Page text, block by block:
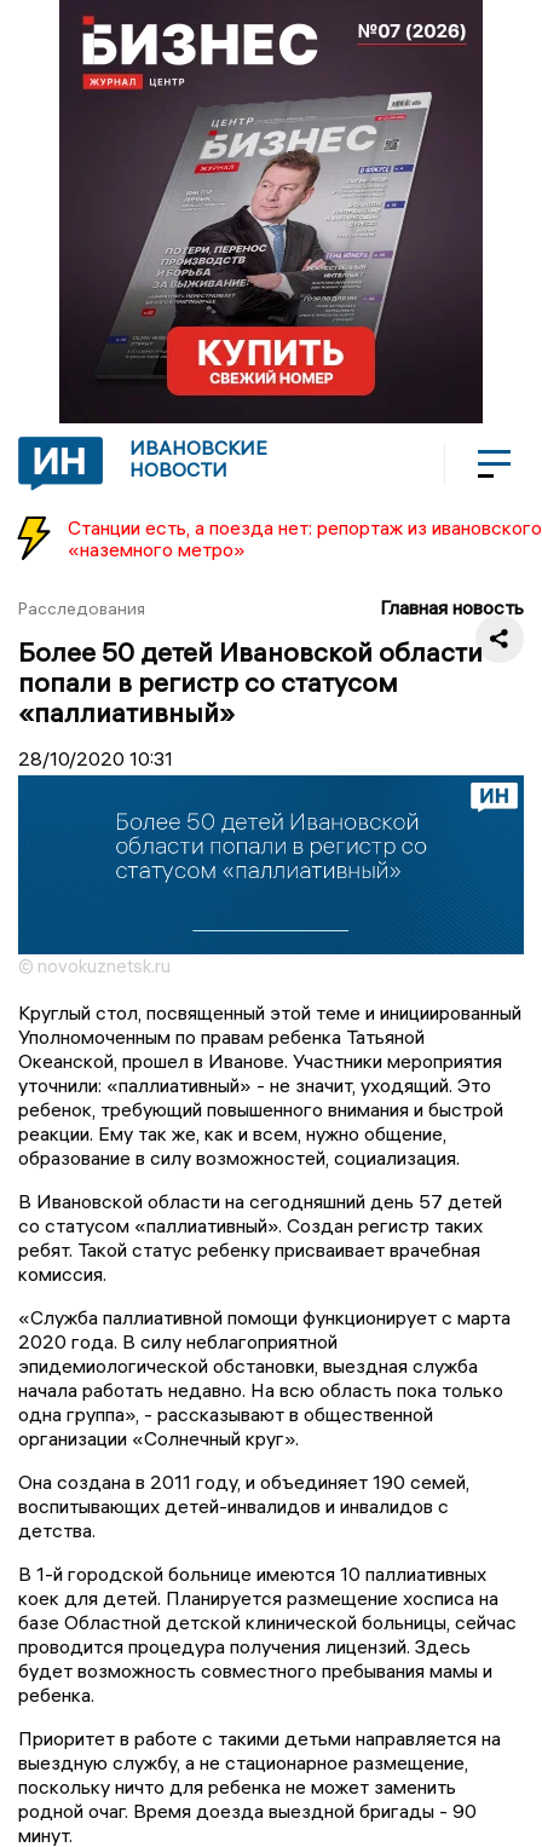
ИВАНОВСКИЕ
НОВОСТИ
Станции есть, а поезда нет: репортаж из ивановского
«наземного метро»
Расследования Главная новость
Более 50 детей Ивановской области
попали в регистр со статусом
«паллиативный»
28/10/2020 10:31
© novokuznetsk.ru
Круглый стол, посвященный этой теме и инициированный
Уполномоченным по правам ребенка Татьяной
Океанской, прошел в Иванове. Участники мероприятия
уточнили: «паллиативный» - не значит, уходящий. Это
ребенок, требующий повышенного внимания и быстрой
реакции. Ему так же, как и всем, нужно общение,
образование в силу возможностей, социализация.
В Ивановской области на сегодняшний день 57 детей
со статусом «паллиативный». Создан регистр таких
ребят. Такой статус ребенку присваивает врачебная
комиссия.
«Служба паллиативной помощи функционирует с марта
2020 года. В силу неблагоприятной
эпидемиологической обстановки, выездная служба
начала работать недавно. На всю область пока только
одна группа», - рассказывают в общественной
организации «Солнечный круг».
Она создана в 2011 году, и объединяет 190 семей,
воспитывающих детей-инвалидов и инвалидов с
детства.
В 1-й городской больнице имеются 10 паллиативных
коек для детей. Планируется размещение хосписа на
базе Областной детской клинической больницы, сейчас
проводится процедура получения лицензий. Здесь
будет возможность совместного пребывания мамы и
ребенка.
Приоритет в работе с такими детьми направляется на
выездную службу, а не стационарное размещение,
поскольку ничто для ребенка не может заменить
родной очаг. Время доезда выездной бригады - 90
минут.